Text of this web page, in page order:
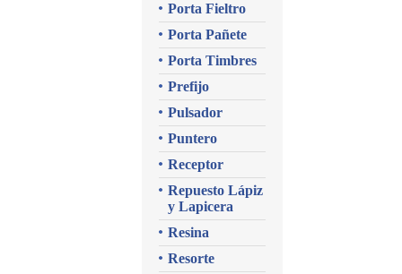
Porta Fieltro
Porta Pañete
Porta Timbres
Prefijo
Pulsador
Puntero
Receptor
Repuesto Lápiz
y Lapicera
Resina
Resorte